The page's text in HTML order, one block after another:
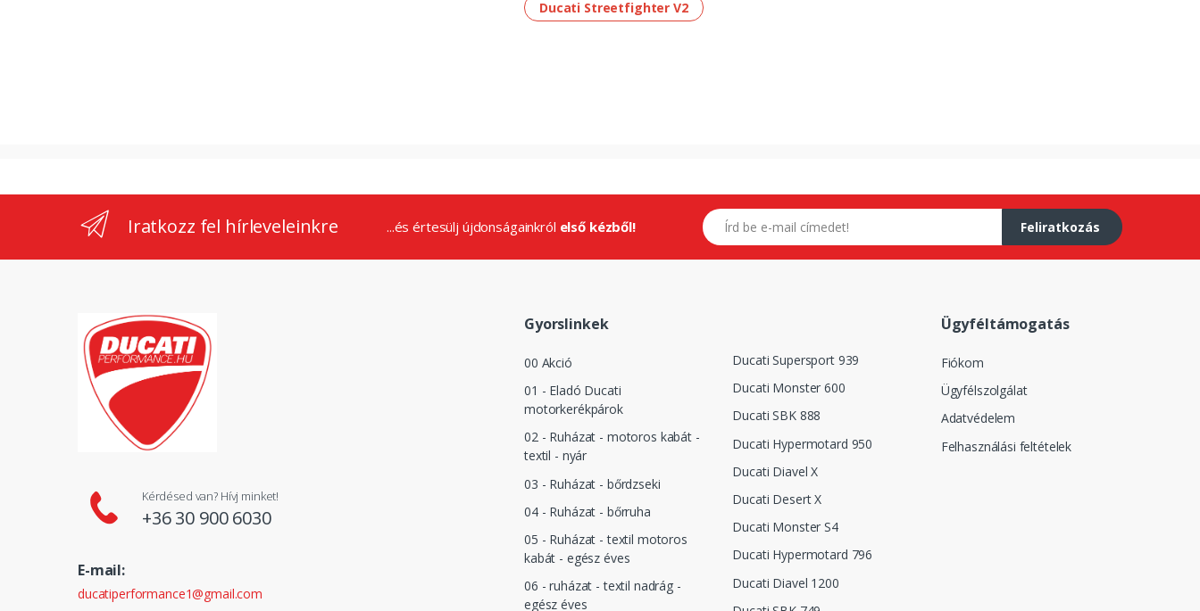
Ducati Streetfighter V2
Iratkozz fel hírleveleinkre ...és értesülj újdonságainkról első kézből!
E-mail címed
Feliratkozás
Kérdésed van? Hívj minket!
+36 30 900 6030
E-mail:
ducatiperformance1@gmail.com
Gyorslinkek
00 Akció
01 - Eladó Ducati
motorkerékpárok
02 - Ruházat - motoros kabát -
textil - nyár
03 - Ruházat - bőrdzseki
04 - Ruházat - bőrruha
05 - Ruházat - textil motoros
kabát - egész éves
06 - ruházat - textil nadrág -
egész éves
Ducati Supersport 939
Ducati Monster 600
Ducati SBK 888
Ducati Hypermotard 950
Ducati Diavel X
Ducati Desert X
Ducati Monster S4
Ducati Hypermotard 796
Ducati Diavel 1200
Ügyféltámogatás
Fiókom
Ügyfélszolgálat
Adatvédelem
Felhasználási feltételek